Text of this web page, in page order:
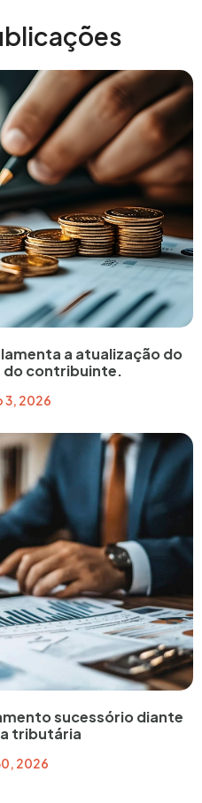
a atualização do
do contribuinte.
3, 2026
sucessório diante
tributária
2026